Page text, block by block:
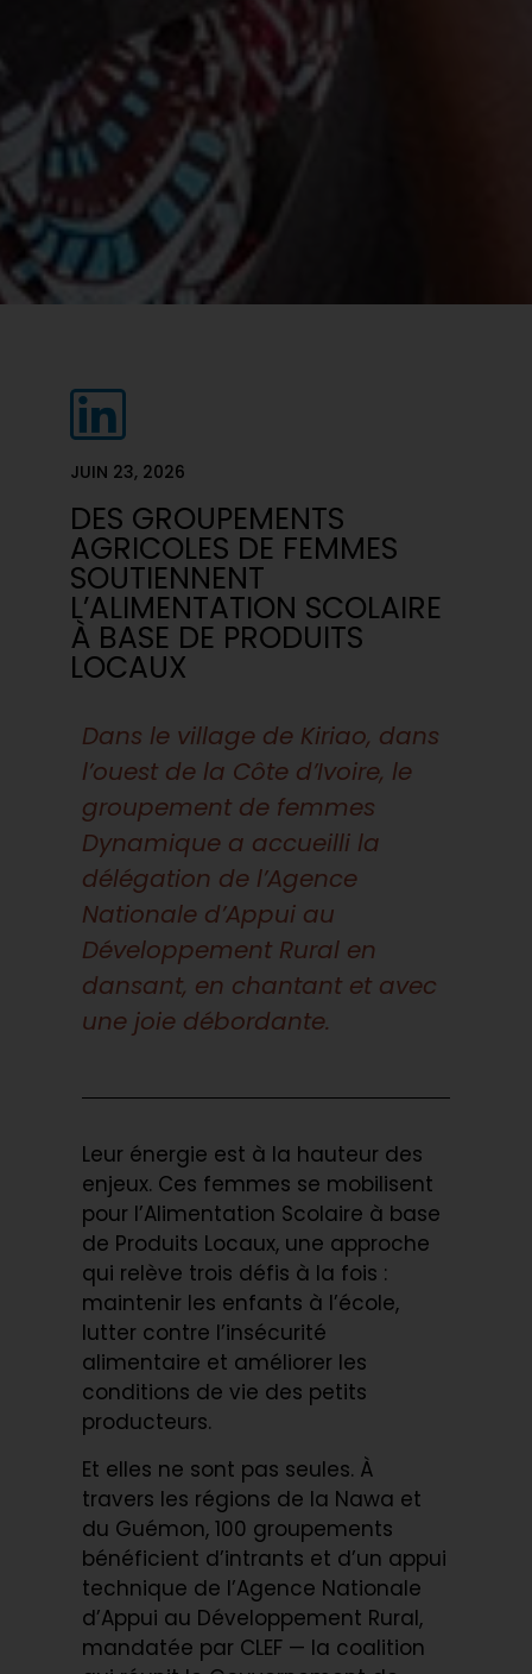
JUIN 23, 2026
DES GROUPEMENTS
AGRICOLES DE FEMMES
SOUTIENNENT
L’ALIMENTATION SCOLAIRE
À BASE DE PRODUITS
LOCAUX
Dans le village de Kiriao, dans
l’ouest de la Côte d’Ivoire, le
groupement de femmes
Dynamique a accueilli la
délégation de l’Agence
Nationale d’Appui au
Développement Rural en
dansant, en chantant et avec
une joie débordante.
Leur énergie est à la hauteur des
enjeux. Ces femmes se mobilisent
pour l’Alimentation Scolaire à base
de Produits Locaux, une approche
qui relève trois défis à la fois :
maintenir les enfants à l’école,
lutter contre l’insécurité
alimentaire et améliorer les
conditions de vie des petits
producteurs.
Et elles ne sont pas seules. À
travers les régions de la Nawa et
du Guémon, 100 groupements
bénéficient d’intrants et d’un appui
technique de l’Agence Nationale
d’Appui au Développement Rural,
mandatée par CLEF — la coalition